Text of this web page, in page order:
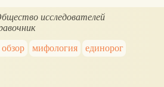
исследователей
мифология
единорог